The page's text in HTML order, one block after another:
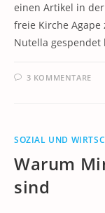
einen Artikel in
freie Kirche Agape
Nutella
3 KOMMENTARE
SOZIAL UND
Warum
sind